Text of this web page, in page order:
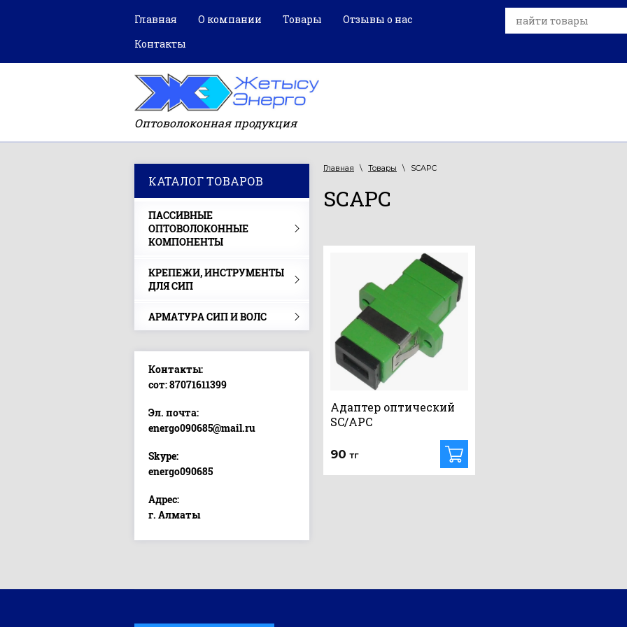
Главная О компании Товары
Отзывы о нас
Контакты
Оптоволоконная продукция
КАТАЛОГ ТОВАРОВ
ПАССИВНЫЕ
ОПТОВОЛОКОННЫЕ
КОМПОНЕНТЫ
КРЕПЕЖИ, ИНСТРУМЕНТЫ
ДЛЯ СИП
АРМАТУРА СИП И ВОЛС
Контакты:
сот: 87071611399
Эл. почта:
energo090685@mail.ru
Skype:
energo090685
Адрес:
г. Алматы
Главная \ Товары \ SCAPC
SCAPC
Адаптер оптический
SC/APC
90 тг